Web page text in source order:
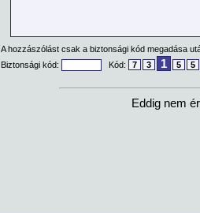
A hozzászólást csak a biztonsági kód megadása
Biztonsági kód:
Kód: 7 3 1 5 5
Eddig nem